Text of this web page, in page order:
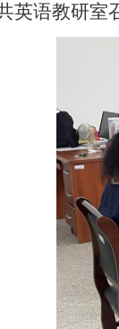
英语教研室